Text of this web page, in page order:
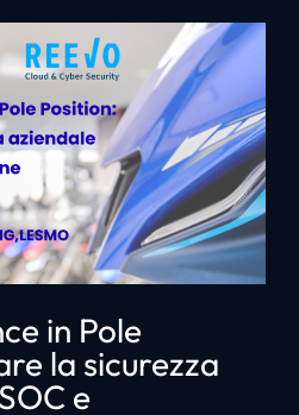
in Pole
la sicurezza
e